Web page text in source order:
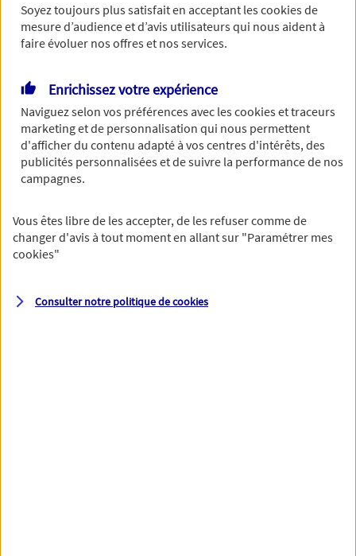
Date de Naissance
Numéro de téléphone
accompagner dans les prochaines étapes de votre souscription.
Soyez toujours plus satisfait en acceptant lescookiesde
mesure d’audience et d’avis utilisateurs qui nous aident à
faire évoluer nos offres et nos services.
Enrichissez votre expérience
Naviguez selon vos préférences avec lescookies et traceurs
marketing et de personnalisation qui nous permettent
d'afficher du contenu adapté à vos centres d'intérêts, des
publicités personnalisées et de suivre la performance de nos
campagnes.
Vous êtes libre de les accepter, de les refuser comme de
changer d'avis à tout moment en allant sur "Paramétrer mes
cookies"
Consulter notre politique decookies